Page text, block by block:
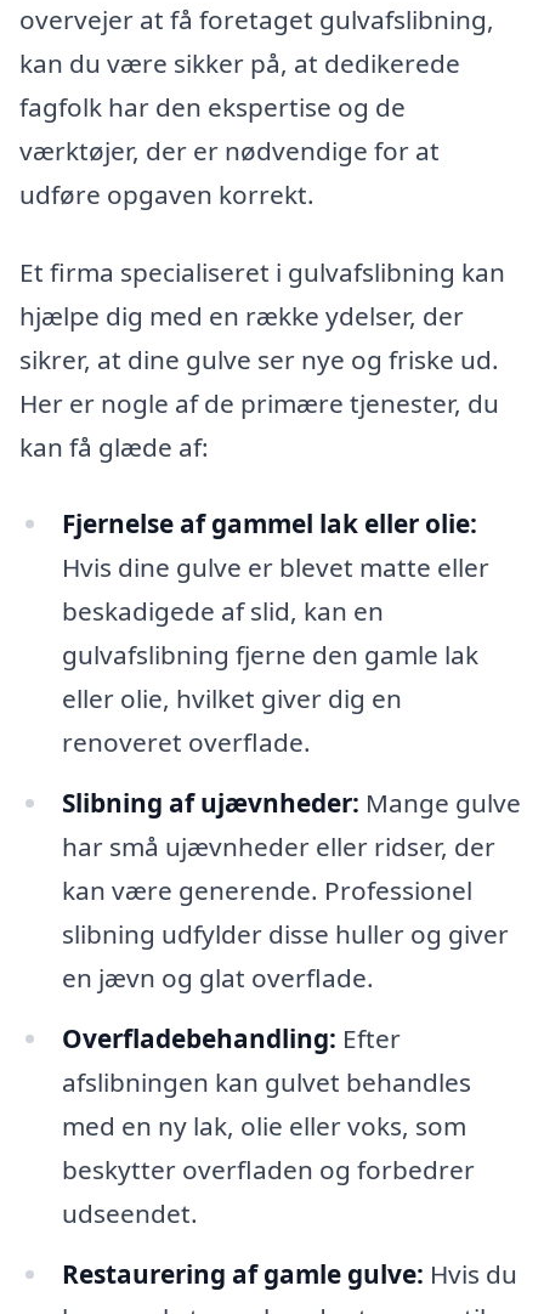
overvejer at få foretaget gulvafslibning,
kan du være sikker på, at dedikerede
fagfolk har den ekspertise og de
værktøjer, der er nødvendige for at
udføre opgaven korrekt.
Et firma specialiseret i gulvafslibning kan
hjælpe dig med en række ydelser, der
sikrer, at dine gulve ser nye og friske ud.
Her er nogle af de primære tjenester, du
kan få glæde af:
Fjernelse af gammel lak eller olie:
Hvis dine gulve er blevet matte eller
beskadigede af slid, kan en
gulvafslibning fjerne den gamle lak
eller olie, hvilket giver dig en
renoveret overflade.
Slibning af ujævnheder: Mange gulve
har små ujævnheder eller ridser, der
kan være generende. Professionel
slibning udfylder disse huller og giver
en jævn og glat overflade.
Overfladebehandling: Efter
afslibningen kan gulvet behandles
med en ny lak, olie eller voks, som
beskytter overfladen og forbedrer
udseendet.
Restaurering af gamle gulve: Hvis du